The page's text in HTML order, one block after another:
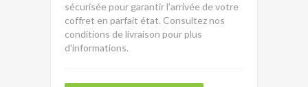
sécurisée pour garantir l'arrivée de votre
coffret en parfait état. Consultez nos
conditions de livraison pour plus
d'informations.